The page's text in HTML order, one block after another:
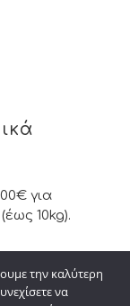
για
10kg).
|
την καλύτερη
να